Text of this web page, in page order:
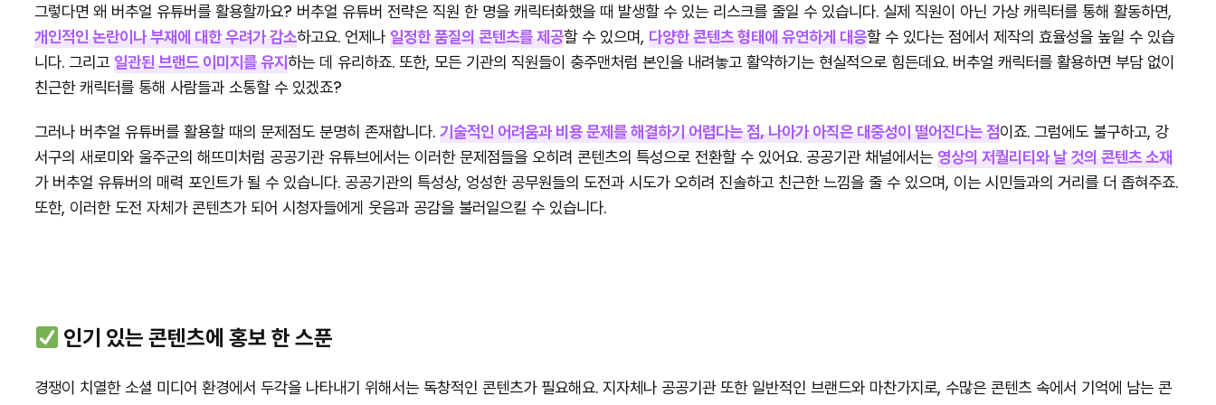
그렇다면 왜 버추얼 유튜버를 활용할까요? 버추얼 유튜버 전략은 직원 한 명을 캐릭터화했을 때 발생할 수 있는 리스크를 줄일 수 있습니다. 실제 직원이 아닌 가상 캐릭터를 통해 활동하면,
개인적인 논란이나 부재에 대한 우려가 감소하고요. 언제나 일정한 품질의 콘텐츠를 제공할 수 있으며, 다양한 콘텐츠 형태에 유연하게 대응할 수 있다는 점에서 제작의 효율성을 높일 수 있습
니다. 그리고 일관된 브랜드 이미지를 유지하는 데 유리하죠. 또한, 모든 기관의 직원들이 충주맨처럼 본인을 내려놓고 활약하기는 현실적으로 힘든데요. 버추얼 캐릭터를 활용하면 부담 없이
친근한 캐릭터를 통해 사람들과 소통할 수 있겠죠?
그러나 버추얼 유튜버를 활용할 때의 문제점도 분명히 존재합니다. 기술적인 어려움과 비용 문제를 해결하기 어렵다는 점, 나아가 아직은 대중성이 떨어진다는 점이죠. 그럼에도 불구하고, 강
서구의 새로미와 울주군의 해뜨미처럼 공공기관 유튜브에서는 이러한 문제점들을 오히려 콘텐츠의 특성으로 전환할 수 있어요. 공공기관 채널에서는 영상의 저퀄리티와 날 것의 콘텐츠 소재
가 버추얼 유튜버의 매력 포인트가 될 수 있습니다. 공공기관의 특성상, 엉성한 공무원들의 도전과 시도가 오히려 진솔하고 친근한 느낌을 줄 수 있으며, 이는 시민들과의 거리를 더 좁혀주죠.
또한, 이러한 도전 자체가 콘텐츠가 되어 시청자들에게 웃음과 공감을 불러일으킬 수 있습니다.
인기 있는 콘텐츠에 홍보 한 스푼
경쟁이 치열한 소셜 미디어 환경에서 두각을 나타내기 위해서는 독창적인 콘텐츠가 필요해요. 지자체나 공공기관 또한 일반적인 브랜드와 마찬가지로, 수많은 콘텐츠 속에서 기억에 남는 콘